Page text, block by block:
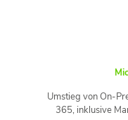
Umstieg von On-
365, inklusive